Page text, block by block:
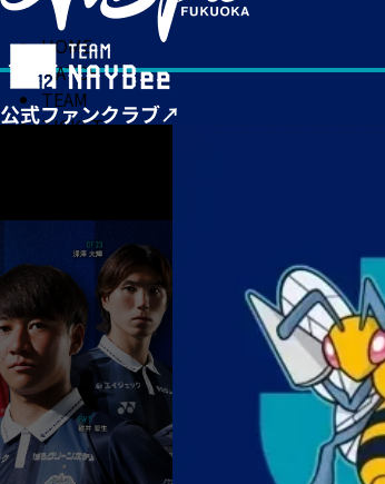
HOME
MATCH
TEAM
TICKET